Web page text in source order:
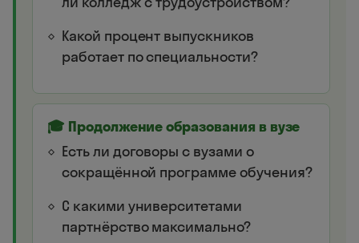
Какой процент выпускников
работает по специальности?
🎓 Продолжение образования в вузе
Есть ли договоры с вузами о
сокращённой программе обучения?
С какими университетами
партнёрство максимально?